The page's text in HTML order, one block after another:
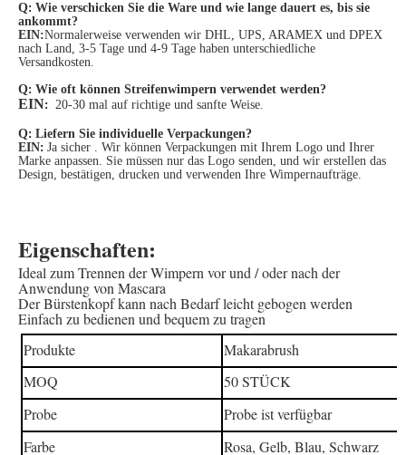
Q: Wie verschicken Sie die Ware und wie lange dauert es, bis sie
ankommt?
EIN:Normalerweise verwenden wir DHL, UPS, ARAMEX und DPEX
nach Land, 3-5 Tage und 4-9 Tage haben unterschiedliche
Versandkosten.
Q: Wie oft können Streifenwimpern verwendet werden?
EIN: 20-30 mal auf richtige und sanfte Weise.
Q: Liefern Sie individuelle Verpackungen?
EIN: Ja sicher . Wir können Verpackungen mit Ihrem Logo und Ihrer
Marke anpassen. Sie müssen nur das Logo senden, und wir erstellen das
Design, bestätigen, drucken und verwenden Ihre Wimpernaufträge.
Eigenschaften:
Ideal zum Trennen der Wimpern vor und / oder nach der
Anwendung von Mascara
Der Bürstenkopf kann nach Bedarf leicht gebogen werden
Einfach zu bedienen und bequem zu tragen
Produkte
Makarabrush
MOQ
50 STÜCK
Probe
Probe ist verfügbar
Farbe
Rosa, Gelb, Blau, Schwarz